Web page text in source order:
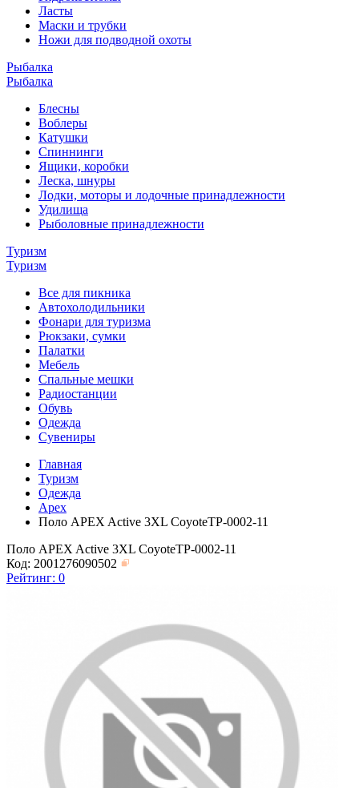
Ласты
Маски и трубки
Ножи для подводной охоты
Рыбалка
Рыбалка
Блесны
Воблеры
Катушки
Спиннинги
Ящики, коробки
Леска, шнуры
Лодки, моторы и лодочные принадлежности
Удилища
Рыболовные принадлежности
Туризм
Туризм
Все для пикника
Автохолодильники
Фонари для туризма
Рюкзаки, сумки
Палатки
Мебель
Спальные мешки
Радиостанции
Обувь
Одежда
Сувениры
Главная
Туризм
Одежда
Apex
Поло APEX Active 3XL CoyoteTP-0002-11
Поло APEX Active 3XL CoyoteTP-0002-11
Код: 2001276090502
Рейтинг: 0